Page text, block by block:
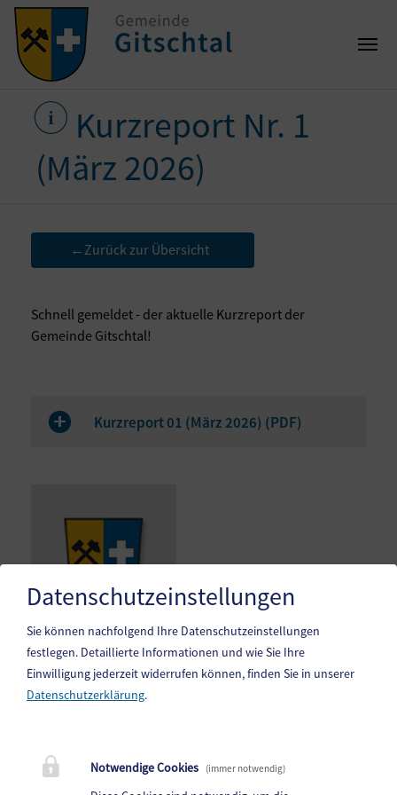
Kurzreport Nr. 1
(März 2026)
← Zurück zur Übersicht
Schnell gemeldet - der aktuelle Kurzreport der
Gemeinde Gitschtal!
Kurzreport 01 (März 2026) (PDF)
Telefon: +43(0)4286/212
Datenschutzeinstellungen
Sie können nachfolgend Ihre Datenschutzeinstellungen
festlegen. Detaillierte Informationen und wie Sie Ihre
Einwilligung jederzeit widerrufen können, finden Sie in unserer
Datenschutzerklärung.
Notwendige Cookies (immer notwendig)